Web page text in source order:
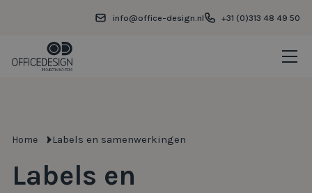
info@office-design.nl +31 (0)313 48 49 50
Home Labels en samenwerkingen
Labels en